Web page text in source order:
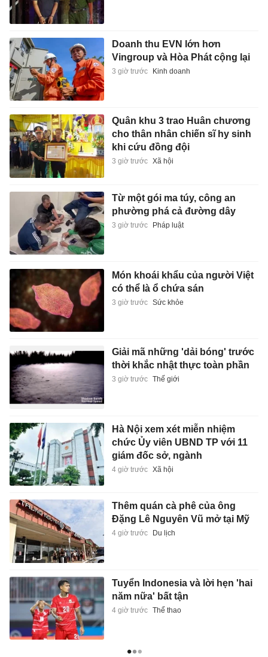
Doanh thu EVN lớn hơn
Vingroup và Hòa Phát cộng lại
3 giờ trước Kinh doanh
Quân khu 3 trao Huân chương
cho thân nhân chiến sĩ hy sinh
khi cứu đồng đội
3 giờ trước Xã hội
Từ một gói ma túy, công an
phường phá cả đường dây
3 giờ trước Pháp luật
Món khoái khẩu của người Việt
có thể là ổ chứa sán
3 giờ trước Sức khỏe
Giải mã những 'dải bóng' trước
thời khắc nhật thực toàn phần
3 giờ trước Thế giới
Hà Nội xem xét miễn nhiệm
chức Ủy viên UBND TP với 11
giám đốc sở, ngành
4 giờ trước Xã hội
Thêm quán cà phê của ông
Đặng Lê Nguyên Vũ mở tại Mỹ
4 giờ trước Du lịch
Tuyển Indonesia và lời hẹn 'hai
năm nữa' bất tận
4 giờ trước Thể thao